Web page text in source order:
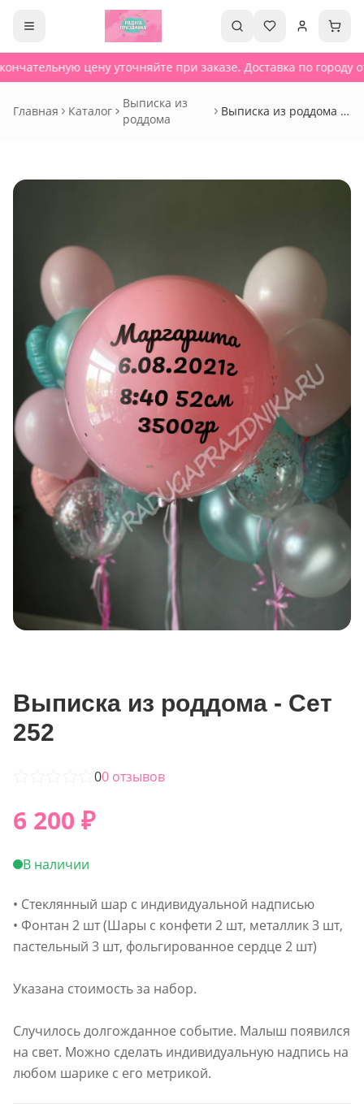
цену уточняйте при заказе. Доставка по городу
Главная Каталог
Выписка из
роддома
Выписка из роддома -
Выписка из роддома - Сет
252
00 отзывов
6 200 ₽
В наличии
• Стеклянный шар с индивидуальной надписью
• Фонтан 2 шт (Шары с конфети 2 шт, металлик 3 шт,
пастельный 3 шт, фольгированное сердце 2 шт)
Указана стоимость за набор.
Случилось долгожданное событие. Малыш появился
на свет. Можно сделать индивидуальную надпись на
любом шарике с его метрикой.